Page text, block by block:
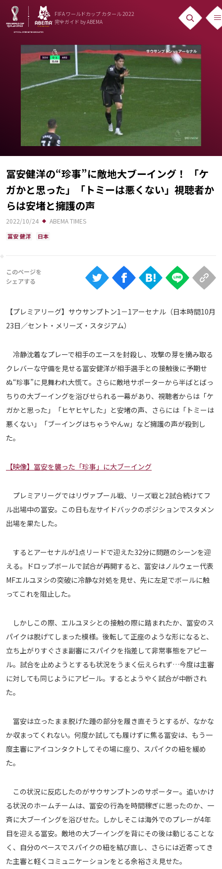
FIFA ワールドカップ カタール 2022
完全ガイド by ABEMA
ニュース
News
出場国
日本代表
日程・結果
Schedule
ランキング
About
ABEMAの視聴について
Android
Web
TV
運営会社
ご利用にあたって
お問い合わせ
冨安健洋の“珍事”に敵地大ブーイング！ 「ケ
ガかと思った」「トミーは悪くない」視聴者か
らは安堵と擁護の声
2022/10/24 ABEMA TIMES
冨安 健洋 日本
【プレミアリーグ】サウサンプトン1－1アーセナル（日本時間10月
23日／セント・メリーズ・スタジアム）
冷静沈着なプレーで相手のエースを封殺し、攻撃の芽を摘み取る
クレバーな守備を見せる冨安健洋が相手選手との接触後に予期せ
ぬ“珍事”に見舞われ大慌て。さらに敵地サポーターから半ばとばっ
ちりの大ブーイングを浴びせられる一幕があり、視聴者からは「ケ
ガかと思った」「ヒヤヒヤした」と安堵の声、さらには「トミーは
悪くない」「ブーイングはちゃうやんw」など擁護の声が殺到し
た。
【映像】冨安を襲った「珍事」に大ブーイング
プレミアリーグではリヴァプール戦、リーズ戦と2試合続けてフ
ル出場中の冨安。この日も左サイドバックのポジションでスタメン
出場を果たした。
するとアーセナルが1点リードで迎えた32分に問題のシーンを迎
える。ドロップボールで試合が再開すると、冨安はノルウェー代表
MFエルユヌシの突破に冷静な対処を見せ、先に左足でボールに触
ってこれを阻止した。
しかしこの際、エルユヌシとの接触の際に踏まれたか、冨安のス
パイクは脱げてしまった模様。後転して正座のような形になると、
立ち上がりすぐさま副審にスパイクを指差して非常事態をアピー
ル。試合を止めようとするも状況をうまく伝えられず…今度は主審
に対しても同じようにアピール。するとようやく試合が中断され
た。
冨安は立ったまま脱げた踵の部分を履き直そうとするが、なかな
か収まってくれない。何度か試しても履けずに焦る冨安は、もう一
度主審にアイコンタクトしてその場に座り、スパイクの紐を緩め
た。
この状況に反応したのがサウサンプトンのサポーター。追いかけ
る状況のホームチームは、冨安の行為を時間稼ぎに思ったのか、一
斉に大ブーイングを浴びせた。しかしそこは海外でのプレーが4年
目を迎える冨安。敵地の大ブーイングを背にその後は動じることな
く、自分のペースでスパイクの紐を結び直し、さらには近寄ってき
た主審と軽くコミュニケーションをとる余裕さえ見せた。